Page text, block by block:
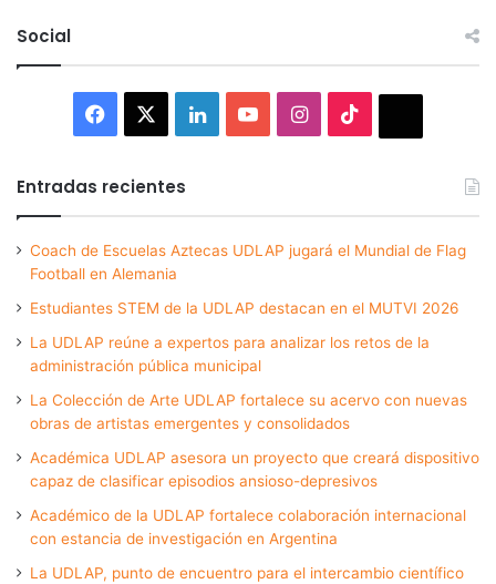
Social
Facebook LinkedInYouTubeInstagram
Entradas recientes
Coach de Escuelas Aztecas UDLAP jugará el Mundial de Flag
Football en Alemania
Estudiantes STEM de la UDLAP destacan en el MUTVI 2026
La UDLAP reúne a expertos para analizar los retos de la
administración pública municipal
La Colección de Arte UDLAP fortalece su acervo con nuevas
obras de artistas emergentes y consolidados
Académica UDLAP asesora un proyecto que creará dispositivo
capaz de clasificar episodios ansioso-depresivos
Académico de la UDLAP fortalece colaboración internacional
con estancia de investigación en Argentina
La UDLAP, punto de encuentro para el intercambio científico